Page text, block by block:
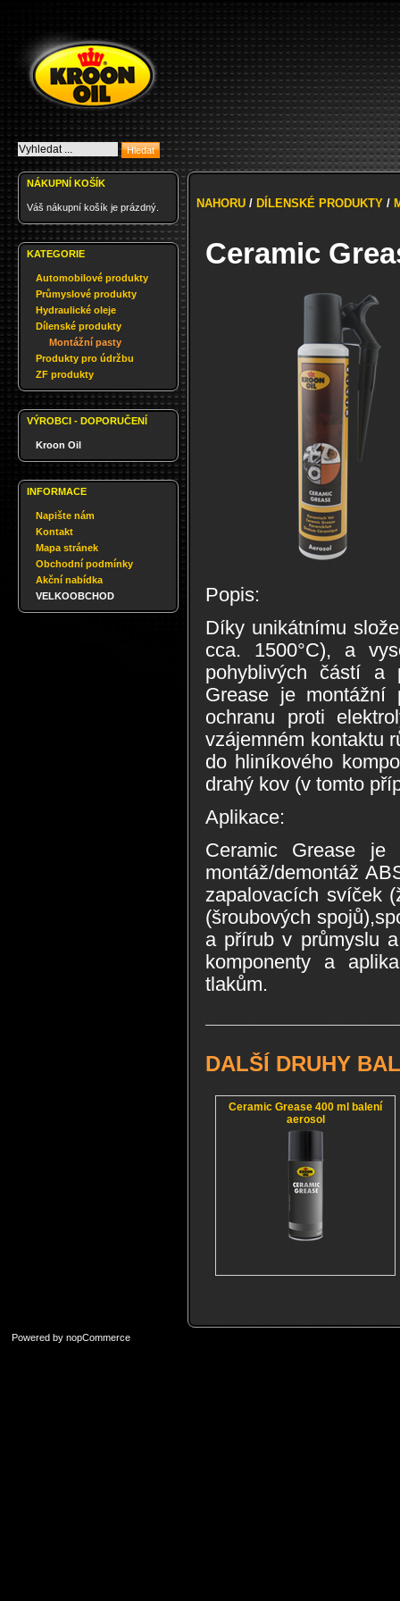
NÁKUPNÍ KOŠÍK
Váš nákupní košík je prázdný.
KATEGORIE
Automobilové produkty
Průmyslové produkty
Hydraulické oleje
Dílenské produkty
Montážní pasty
Produkty pro údržbu
ZF produkty
VÝROBCI - DOPORUČENÍ
Kroon Oil
INFORMACE
Napište nám
Kontakt
Mapa stránek
Obchodní podmínky
Akční nabídka
VELKOOBCHOD
NAHORU / DÍLENSKÉ PRODUKTY /
Ceramic
Popis:
Díky unikátnímu
cca. 1500°C), a
pohyblivých částí a
Grease je montážní
ochranu proti
vzájemném kontaktu
do hliníkového
drahý kov (v tomto
Aplikace:
Ceramic Grease je
montáž/demontáž
zapalovacích svíček
(šroubových
a přírub v průmyslu
komponenty a
tlakům.
DALŠÍ DRUHY
Ceramic Grease 400 ml balení
aerosol
Powered by nopCommerce